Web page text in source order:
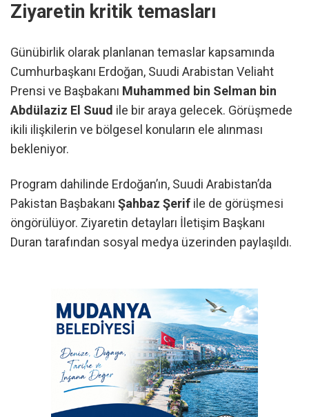
Ziyaretin kritik temasları
Günübirlik olarak planlanan temaslar kapsamında
Cumhurbaşkanı Erdoğan, Suudi Arabistan Veliaht
Prensi ve Başbakanı Muhammed bin Selman bin
Abdülaziz El Suud ile bir araya gelecek. Görüşmede
ikili ilişkilerin ve bölgesel konuların ele alınması
bekleniyor.
Program dahilinde Erdoğan’ın, Suudi Arabistan’da
Pakistan Başbakanı Şahbaz Şerif ile de görüşmesi
öngörülüyor. Ziyaretin detayları İletişim Başkanı
Duran tarafından sosyal medya üzerinden paylaşıldı.